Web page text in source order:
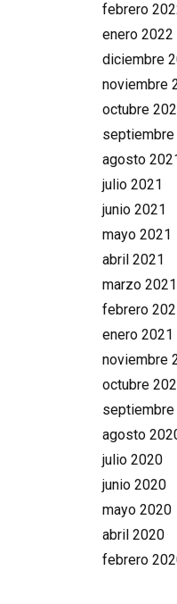
febrero
enero 2022
diciembre
noviembre
octubre
septiembre
agosto
julio 2021
junio 2021
mayo 2021
abril 2021
marzo 2021
febrero
enero 2021
noviembre
octubre
agosto
julio 2020
junio 2020
mayo 2020
abril 2020
febrero